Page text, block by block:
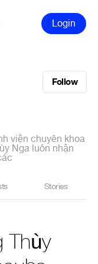
Login
Follow
viện chuyên khoa
Nga luôn nhận
Stories
Thùy